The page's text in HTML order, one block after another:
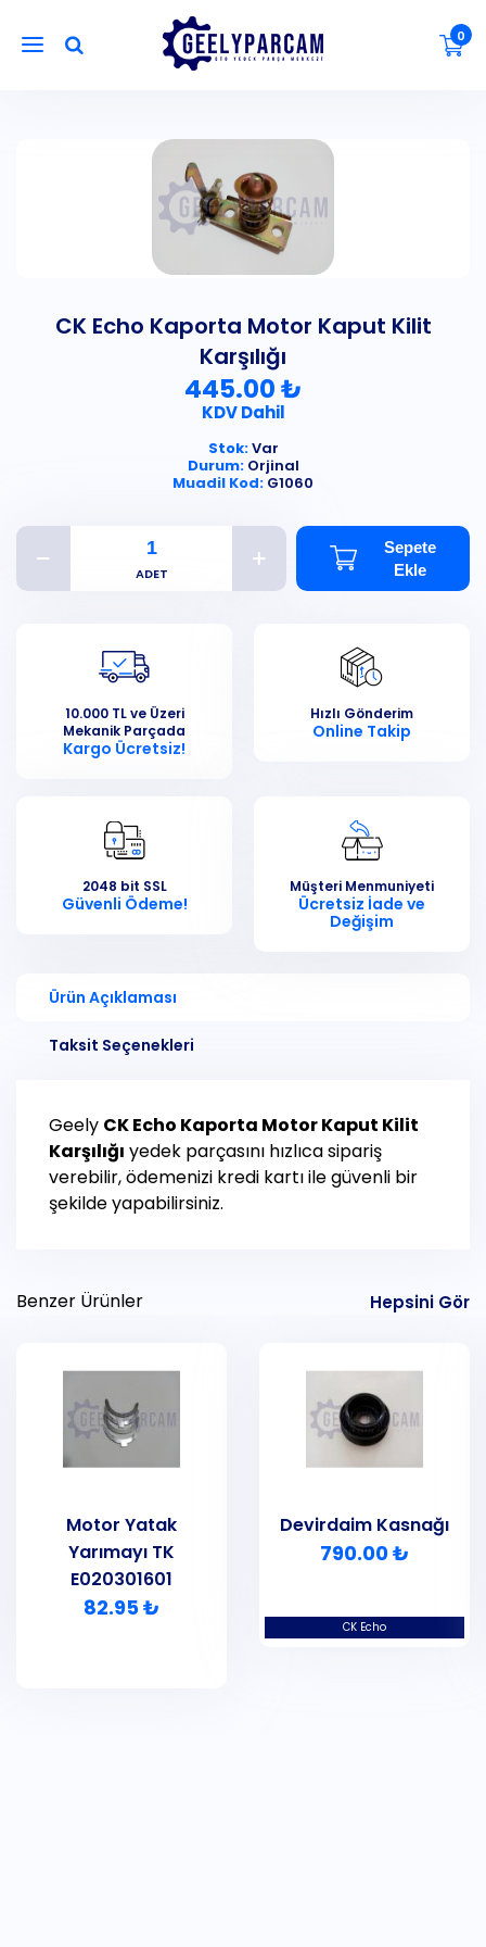
0
CK Echo Kaporta Motor Kaput Kilit
Karşılığı
445.00 ₺
KDV Dahil
Stok:Var
Durum:Orjinal
Muadil Kod: G1060
Sepete
Ekle
10.000 TL ve Üzeri
Mekanik Parçada
Kargo Ücretsiz!
Hızlı Gönderim
Online Takip
2048 bit SSL
Güvenli Ödeme!
Müşteri Menmuniyeti
Ücretsiz İade ve
Değişim
Ürün Açıklaması
Taksit Seçenekleri
Geely CK Echo Kaporta Motor Kaput Kilit
Karşılığı yedek parçasını hızlıca sipariş
verebilir, ödemenizi kredi kartı ile güvenli bir
şekilde yapabilirsiniz.
Benzer Ürünler Hepsini Gör
Motor Yatak
Yarımayı TK
E020301601
82.95 ₺
CK Echo
Devirdaim Kasnağı
790.00 ₺